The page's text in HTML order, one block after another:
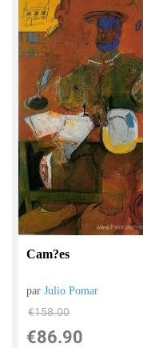
Cam?es
parJulio Pomar
€158.00
€86.90